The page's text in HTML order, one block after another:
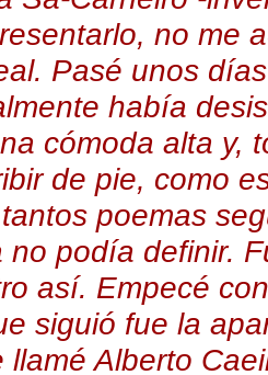
no me
Pasé unos
había
cómoda alta y,
de pie, como
poemas
no podía definir.
así. Empecé
siguió fue la
llamé Alberto